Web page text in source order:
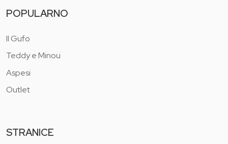
POPULARNO
Il Gufo
Teddy e Minou
Aspesi
Outlet
STRANICE